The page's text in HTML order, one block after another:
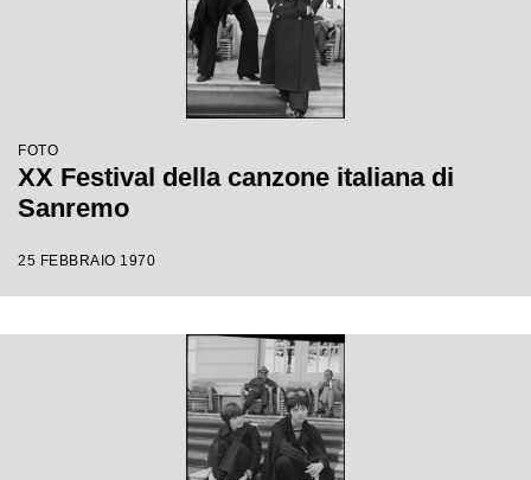
FOTO
XX Festival della canzone italiana di
Sanremo
25 FEBBRAIO 1970